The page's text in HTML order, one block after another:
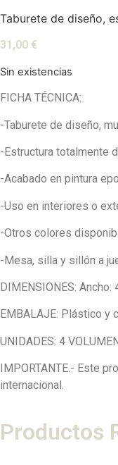
Taburete de diseño,
31,00 €
Sin existencias
FICHA TÉCNICA:
-Taburete de diseño,
-Estructura totalmente
-Acabado en pintura
-Uso en interiores o
-Otros colores
-Mesa, silla y sillón a
DIMENSIONES:
EMBALAJE: Plástico y
UNIDADES: 4
IMPORTANTE.- Este
internacional.
Productos